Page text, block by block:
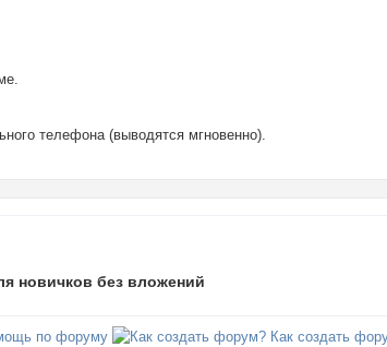
телефона (выводятся мгновенно).
новичков без вложений
по форуму